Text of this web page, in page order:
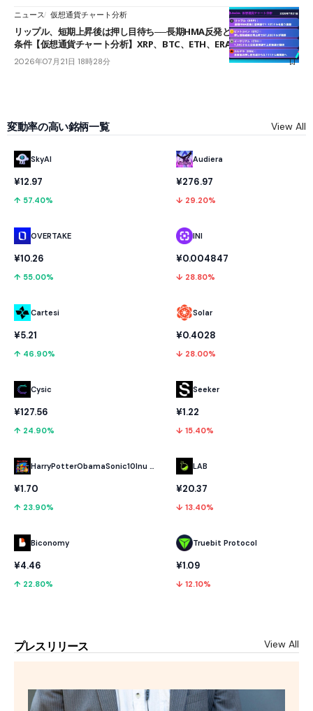
ニュース 仮想通貨チャート分析
リップル、短期上昇後は押し目待ち──長期HMA反発と雲上抜けが買い
条件【仮想通貨チャート分析】XRP、BTC、ETH、ERA
2026年07月21日 18時28分
変動率の高い銘柄一覧 View All
SkyAI
¥12.97
↑ 57.40%
OVERTAKE
¥10.26
↑ 55.00%
Cartesi
¥5.21
↑ 46.90%
Cysic
¥127.56
↑ 24.90%
HarryPotterObamaSonic10Inu (ETH)
¥1.70
↑ 23.90%
Biconomy
¥4.46
↑ 22.80%
Audiera
¥276.97
↓ 29.20%
INI
¥0.004847
↓ 28.80%
Solar
¥0.4028
↓ 28.00%
Seeker
¥1.22
↓ 15.40%
LAB
¥20.37
↓ 13.40%
Truebit Protocol
¥1.09
↓ 12.10%
プレスリリース View All